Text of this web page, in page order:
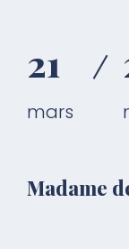
21
mars
Madame